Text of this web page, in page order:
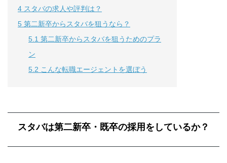
4 スタバの求人や評判は？
5 第二新卒からスタバを狙うなら？
5.1 第二新卒からスタバを狙うためのプラ
ン
5.2 こんな転職エージェントを選ぼう
スタバは第二新卒・既卒の採用をしているか？